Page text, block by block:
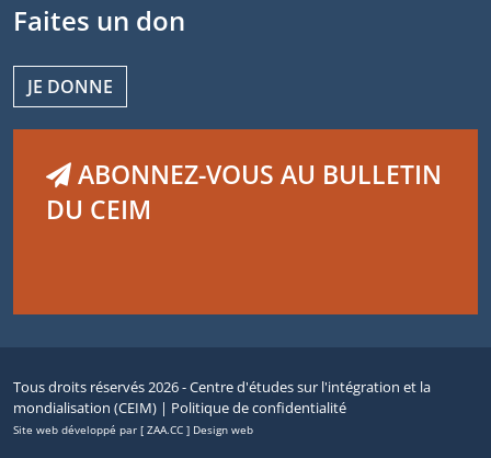
Faites un don
JE DONNE
ABONNEZ-VOUS AU BULLETIN
DU CEIM
Tous droits réservés 2026 - Centre d'études sur l'intégration et la
mondialisation (CEIM) | Politique de confidentialité
Site web développé par [ ZAA.CC ] Design web